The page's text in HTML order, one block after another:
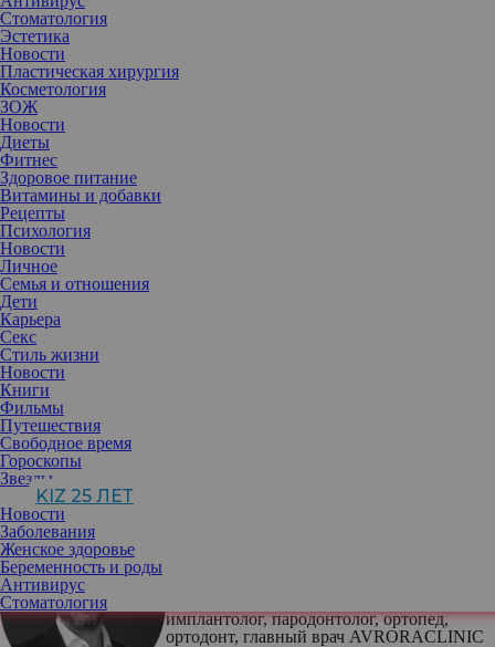
Стоматология
Эстетика
Новости
Пластическая хирургия
Косметология
ЗОЖ
Новости
Диеты
Фитнес
Здоровое питание
Витамины и добавки
Рецепты
Психология
Новости
Личное
Семья и отношения
Дети
Карьера
Секс
Стиль жизни
Новости
Книги
Фильмы
Путешествия
Свободное время
Гороскопы
Звезды
KIZ 25 ЛЕТ
Новости
Заболевания
Женское здоровье
Беременность и роды
Антивирус
Стоматология
Большинство людей автоматически воспринимают ровные,
белые и красивые зубы как признак здоровья. Но внешняя
«картинка» и реальное состояние полости рта далеко не всегда
совпадают. Почему за идеальной улыбкой могут скрываться
проблемы, которые годами развиваются незаметно?
имплантолог, пародонтолог, ортопед,
ортодонт, главный врач AVRORACLINIC